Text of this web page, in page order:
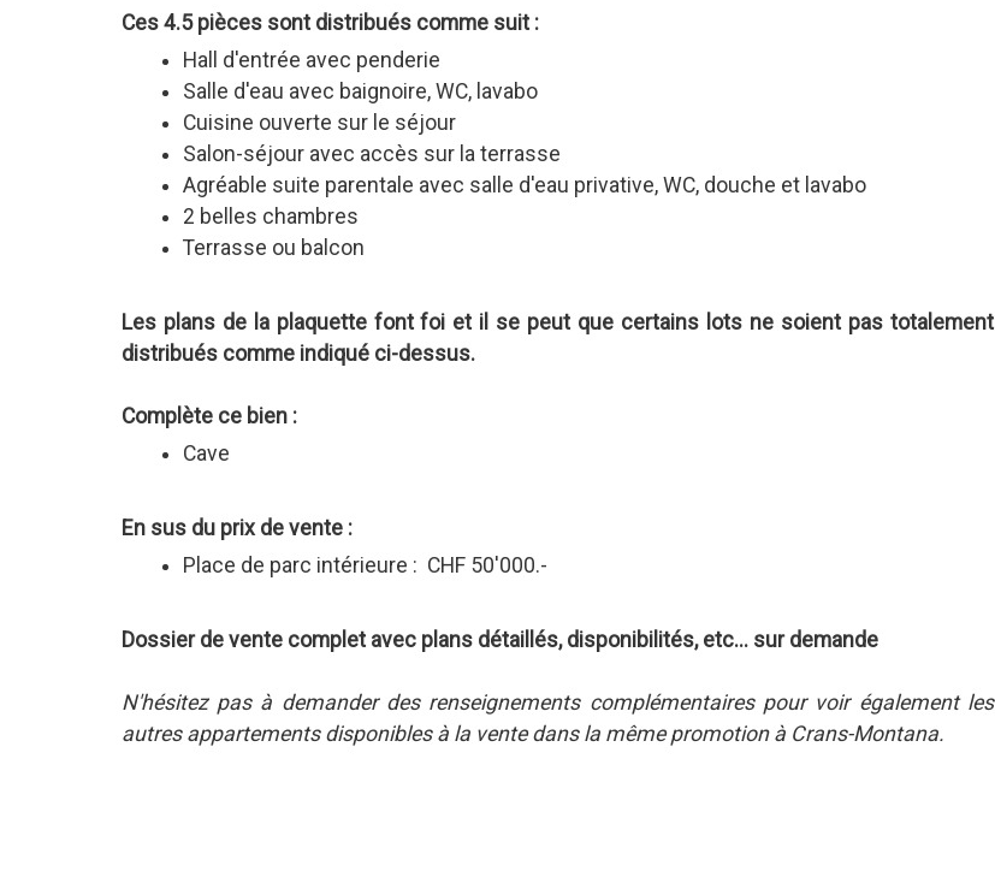
Ces 4.5 pièces sont distribués comme suit :
Hall d'entrée avec penderie
Salle d'eau avec baignoire, WC, lavabo
Cuisine ouverte sur le séjour
Salon-séjour avec accès sur la terrasse
Agréable suite parentale avec salle d'eau privative, WC, douche et lavabo
2 belles chambres
Terrasse ou balcon
Les plans de la plaquette font foi et il se peut que certains lots ne soient pas totalement
distribués comme indiqué ci-dessus.
Complète ce bien :
Cave
En sus du prix de vente :
Place de parc intérieure : CHF 50'000.-
Dossier de vente complet avec plans détaillés, disponibilités, etc... sur demande
N'hésitez pas à demander des renseignements complémentaires pour voir également les
autres appartements disponibles à la vente dans la même promotion à Crans-Montana.